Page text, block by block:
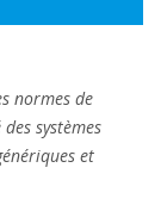
normes de
systèmes
et